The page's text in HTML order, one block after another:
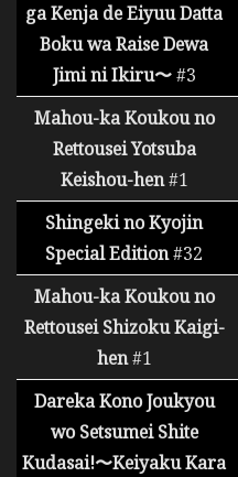
ga Kenja de Eiyuu Datta
Boku wa Raise Dewa
Jimi ni Ikiru〜#3
Mahou-ka Koukou no
Rettousei Yotsuba
Keishou-hen#1
Shingeki no Kyojin
Special Edition#32
Mahou-ka Koukou no
Rettousei Shizoku Kaigi-
hen#1
Dareka Kono Joukyou
wo Setsumei Shite
Kudasai!〜Keiyaku Kara